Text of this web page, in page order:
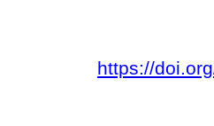
https://